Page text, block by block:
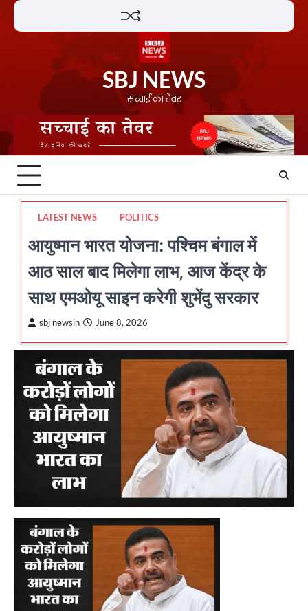
Skip
SBJ NEWS
सच्चाई का तेवर
LATEST NEWS POLITICS
आयुष्मान भारत योजना: पश्चिम बंगाल में
आठ साल बाद मिलेगा लाभ, आज केंद्र के
साथ एमओयू साइन करेगी शुभेंदु सरकार
sbj newsin June 8, 2026